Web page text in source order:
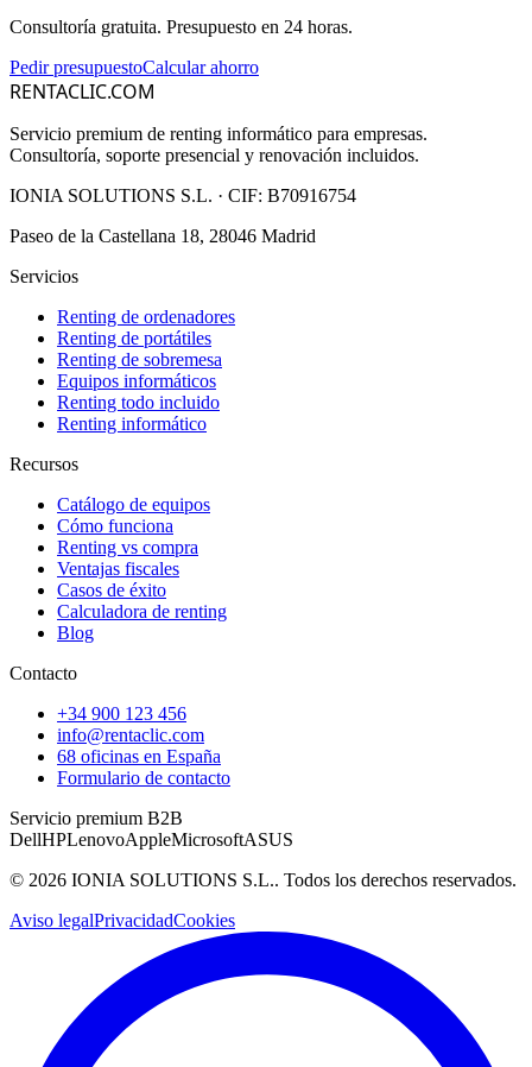
Consultoría gratuita. Presupuesto en 24 horas.
Pedir presupuestoCalcular ahorro
RENTACLIC.COM
Servicio premium de renting informático para empresas.
Consultoría, soporte presencial y renovación incluidos.
IONIA SOLUTIONS S.L. · CIF: B70916754
Paseo de la Castellana 18, 28046 Madrid
Servicios
Renting de ordenadores
Renting de portátiles
Renting de sobremesa
Equipos informáticos
Renting todo incluido
Renting informático
Recursos
Catálogo de equipos
Cómo funciona
Renting vs compra
Ventajas fiscales
Casos de éxito
Calculadora de renting
Blog
Contacto
+34 900 123 456
info@rentaclic.com
68 oficinas en España
Formulario de contacto
Servicio premium B2B
DellHPLenovoAppleMicrosoftASUS
© 2026 IONIA SOLUTIONS S.L.. Todos los derechos reservados.
Aviso legalPrivacidadCookies